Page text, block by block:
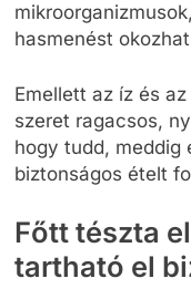
hasmenést
Emellett az íz és
szeret ragacsos,
hogy tudd, meddig
biztonságos ételt
Főtt tészta
tartható el